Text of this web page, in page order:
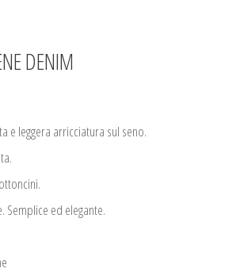
DENIM
e leggera arricciatura sul seno.
Semplice ed elegante.